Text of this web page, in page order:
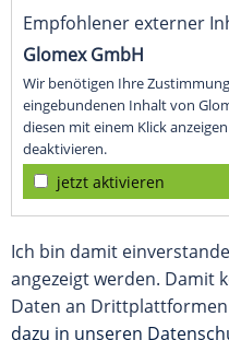
Empfohlener externer
Glomex GmbH
Wir benötigen Ihre
eingebundenen Inhalt von
diesen mit einem Klick
deaktivieren.
jetzt aktivieren
Ich bin damit
angezeigt werden. Damit
Daten an
dazu in unseren